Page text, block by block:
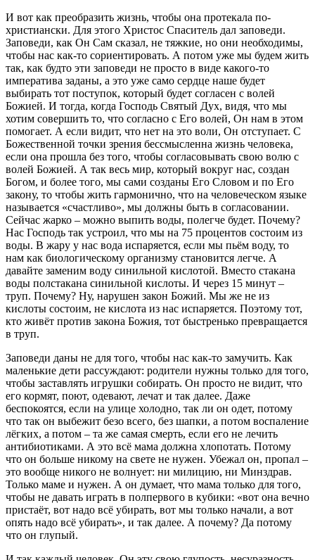
И вот как преобразить жизнь, чтобы она протекала по-
христиански. Для этого Христос Спаситель дал заповеди.
Заповеди, как Он Сам сказал, не тяжкие, но они необходимы,
чтобы нас как-то сориентировать. А потом уже мы будем жить
так, как будто эти заповеди не просто в виде какого-то
императива заданы, а это уже само сердце наше будет
выбирать тот поступок, который будет согласен с волей
Божией. И тогда, когда Господь Святый Дух, видя, что мы
хотим совершить то, что согласно с Его волей, Он нам в этом
помогает. А если видит, что нет на это воли, Он отступает. С
Божественной точки зрения бессмысленна жизнь человека,
если она прошла без того, чтобы согласовывать свою волю с
волей Божией. А так весь мир, который вокруг нас, создан
Богом, и более того, мы сами созданы Его Словом и по Его
закону, то чтобы жить гармонично, что на человеческом языке
называется «счастливо», мы должны быть в согласовании.
Сейчас жарко – можно выпить воды, полегче будет. Почему?
Нас Господь так устроил, что мы на 75 процентов состоим из
воды. В жару у нас вода испаряется, если мы пьём воду, то
нам как биологическому организму становится легче. А
давайте заменим воду синильной кислотой. Вместо стакана
воды полстакана синильной кислоты. И через 15 минут –
труп. Почему? Ну, нарушен закон Божий. Мы же не из
кислоты состоим, не кислота из нас испаряется. Поэтому тот,
кто живёт против закона Божия, тот быстренько превращается
в труп.
Заповеди даны не для того, чтобы нас как-то замучить. Как
маленькие дети рассуждают: родители нужны только для того,
чтобы заставлять игрушки собирать. Он просто не видит, что
его кормят, поют, одевают, лечат и так далее. Даже
беспокоятся, если на улице холодно, так ли он одет, потому
что так он выбежит безо всего, без шапки, а потом воспаление
лёгких, а потом – та же самая смерть, если его не лечить
антибиотиками. А это всё мама должна хлопотать. Потому
что он больше никому на свете не нужен. Убежал он, пропал –
это вообще никого не волнует: ни милицию, ни Минздрав.
Только маме и нужен. А он думает, что мама только для того,
чтобы не давать играть в полпервого в кубики: «вот она вечно
пристаёт, вот надо всё убирать, вот мы только начали, а вот
опять надо всё убирать», и так далее. А почему? Да потому
что он глупый.